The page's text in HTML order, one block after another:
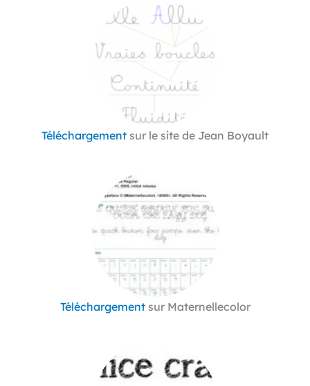
Téléchargement sur le site de Jean Boyault
Téléchargement sur Maternellecolor